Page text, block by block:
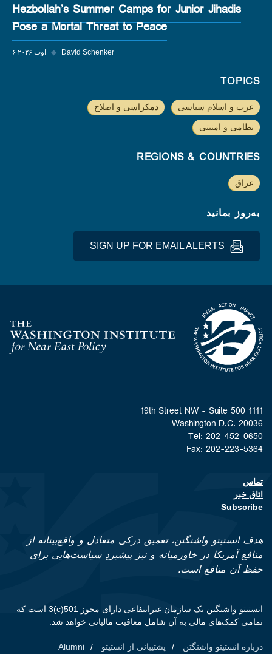
Hezbollah’s Summer Camps for Junior Jihadis
Pose a Mortal Threat to Peace
۶ اوت ۲۰۲۶ ◆ David Schenker
TOPICS
عرب و اسلام سیاسی دمکراسی و اصلاح
نظامی و امنیتی
REGIONS & COUNTRIES
عراق
به‌روز بمانید
Homepage
1111 19th Street NW - Suite 500
Washington D.C. 20036
Tel: 202-452-0650
Fax: 202-223-5364
Footer contact links
تماس
اتاق خبر
Subscribe
هدف انستیتو واشنگتن، تعمیق درکی متعادل و واقع‌بینانه از
منافع آمریکا در خاورمیانه و نیز پیشبردِ سیاست‌هایی برای
حفظ آن منافع است.
انستیتو واشنگتن یک سازمان غیرانتفاعی دارای مجوز 501(c)3 است که
تمامی کمک‌های مالی به آن شامل معافیت مالیاتی خواهد شد.
Footer quick links
درباره انستیتو واشنگتن پشتیبانی از انستیتو Alumni